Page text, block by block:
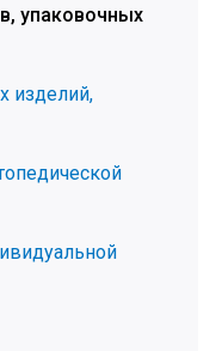
упаковочных
изделий,